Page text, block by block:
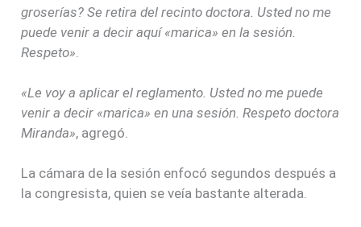
groserías? Se retira del recinto doctora. Usted no me
puede venir a decir aquí «marica» en la sesión.
Respeto»
«Le voy a aplicar el reglamento. Usted no me puede
venir a decir «marica» en una sesión. Respeto doctora
Miranda», agregó.
La cámara de la sesión enfocó segundos después a
la congresista, quien se veía bastante alterada.